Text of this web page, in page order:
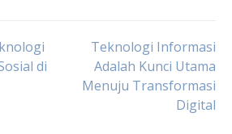
di
Teknologi Informasi
Adalah Kunci Utama
Menuju Transformasi
Digital